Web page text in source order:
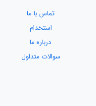
تماس با ما
استخدام
درباره ما
سوالات متداول